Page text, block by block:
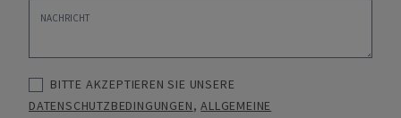
BITTE AKZEPTIEREN SIE UNSERE
DATENSCHUTZBEDINGUNGEN,ALLGEMEINE